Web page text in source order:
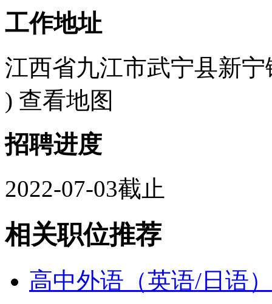
工作地址
江西省九江市武宁县新
) 查看地图
招聘进度
2022-07-03截止
相关职位推荐
高中外语（英语/日语）